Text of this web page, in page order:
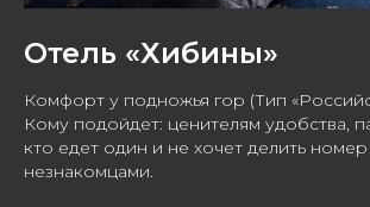
Отель «Хибины»
Комфорт у подножья гор (Тип
Кому подойдет: ценителям удобства,
кто едет один и не хочет делить
незнакомцами.